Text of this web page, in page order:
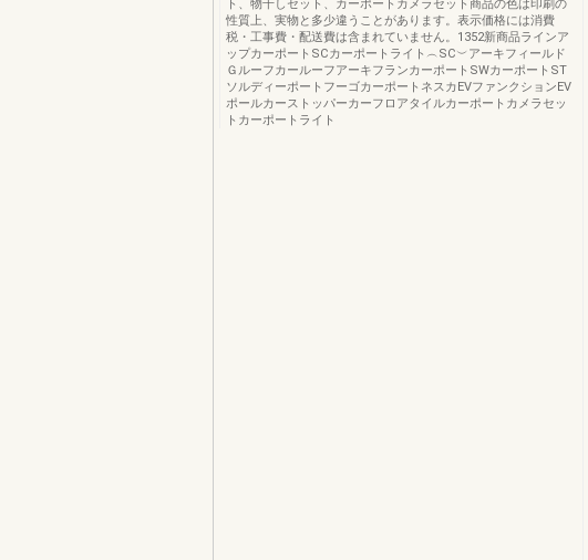
ト、物干しセット、カーポートカメラセット商品の色は印刷の
性質上、実物と多少違うことがあります。表示価格には消費
税・工事費・配送費は含まれていません。1352新商品ラインア
ップカーポートSCカーポートライト︵SC︶アーキフィールド
ＧルーフカールーフアーキフランカーポートSWカーポートST
ソルディーポートフーゴカーポートネスカEVファンクションEV
ポールカーストッパーカーフロアタイルカーポートカメラセッ
トカーポートライト